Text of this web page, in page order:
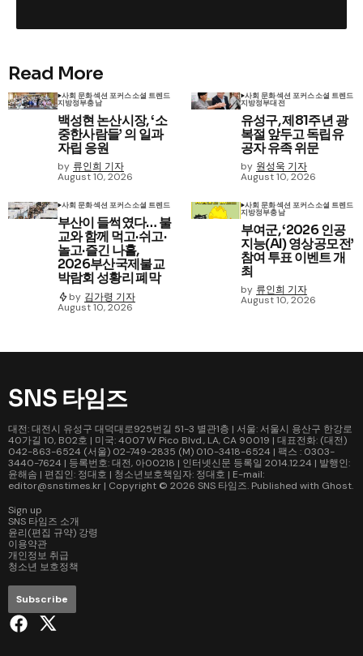
Read More
사회 문화섹션 포커스소셜 트렌드
지방정부충남
백성현 논산시장, ‘소
중한사람들’ 의 일과
자립 응원
by 류인희 기자
August 10, 2026
사회 문화섹션 포커스소셜 트렌드
지방정부대전
유성구, 제81주년 광
복절 앞두고 독립유
공자 유족 위문
by 원성욱 기자
August 10, 2026
사회 문화섹션 포커스소셜 트렌드
부산이 들썩였다… 불
교와 함께 먹고·쉬고·
놀고·즐긴 나흘,
2026부산국제불교
박람회 성황리 폐막
by 김가령 기자
August 10, 2026
사회 문화섹션 포커스소셜 트렌드
지방정부충남
부여군, ‘2026 인공
지능(AI) 영상공모전’
참여 투표 이벤트 개
최
by 류인희 기자
August 10, 2026
SNS 타임즈
대전: 대전시 유성구 대덕대로925번길 51-3 별관1층 | 서울: 서울시 용산구 한강로
40가길 10, B02호 | 미국: 4007 W Pico Blvd., LA, CA 90019 | 대표전화: (대전)
042-863-6524 (서울) 02-749-2835 (M) 010-3418-6524 | 팩스 : 0303-
3440-7624 | 등록번호: 대전, 아00218 | 인터넷신문 등록일 2014.12.24 | 발행인:
윤해솜 | 편집인: 정대호 | 청소년보호책임자: 정대호 | E-mail:
editor@snstimes.kr | Copyright © 2026 SNS 타임즈. Published with Ghost.
Sign up
SNS 타임즈 소개
윤리(편집 규약) 강령
이용약관
개인정보 취급
청소년 보호정책
Subscribe